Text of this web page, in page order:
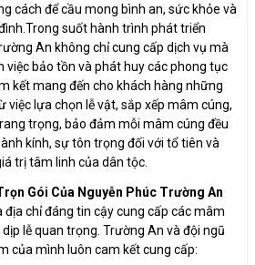
cách để cầu mong bình an, sức khỏe và
suốt hành trình phát triển
An không chỉ cung cấp dịch vụ mà
việc bảo tồn và phát huy các phong tục
kết mang đến cho khách hàng những
việc lựa chọn lễ vật, sắp xếp mâm cúng,
trọng, bảo đảm mỗi mâm cúng đều
kính, sự tôn trọng đối với tổ tiên và
trị tâm linh của dân tộc.
Gói Của Nguyễn Phúc Trường An
chỉ đáng tin cậy cung cấp các mâm
lễ quan trọng. Trường An và đội ngũ
của mình luôn cam kết cung cấp: